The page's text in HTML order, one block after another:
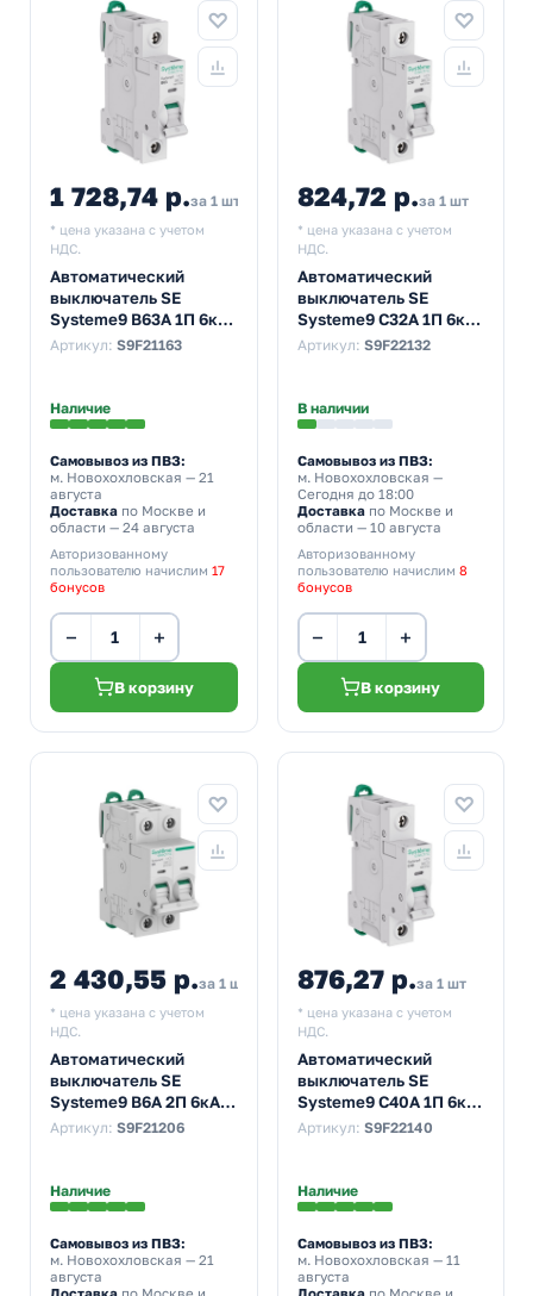
1 728,74 р.за 1 шт
* цена указана с учетом
НДС.
Автоматический
выключатель SE
Systeme9 В63А 1П 6кА
(автомат
Артикул: S9F21163
Наличие
Самовывоз из ПВЗ:
м. Новохохловская — 21
августа
Доставка по Москве и
области — 24 августа
Авторизованному
пользователю начислим 17
бонусов
− +
В корзину
824,72 р.за 1 шт
* цена указана с учетом
НДС.
Автоматический
выключатель SE
Systeme9 С32А 1П 6кА
(автомат
Артикул: S9F22132
В наличии
Самовывоз из ПВЗ:
м. Новохохловская —
Сегодня до 18:00
Доставкапо Москве и
области — 10 августа
Авторизованному
пользователю начислим 8
бонусов
− +
В корзину
2 430,55 р.за 1 шт
* цена указана с учетом
НДС.
Автоматический
выключатель SE
Systeme9 В6А 2П 6кА
(автомат
Артикул: S9F21206
Наличие
Самовывоз из ПВЗ:
м. Новохохловская — 21
августа
876,27 р.за 1 шт
* цена указана с учетом
НДС.
Автоматический
выключатель SE
Systeme9 С40А 1П 6кА
(автомат
Артикул: S9F22140
Наличие
Самовывоз из ПВЗ:
м. Новохохловская — 11
августа